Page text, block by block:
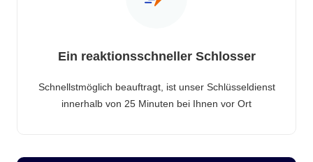
Ein reaktionsschneller Schlosser
Schnellstmöglich beauftragt, ist unser Schlüsseldienst
innerhalb von 25 Minuten bei Ihnen vor Ort